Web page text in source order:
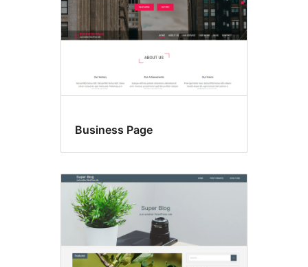
Business Page